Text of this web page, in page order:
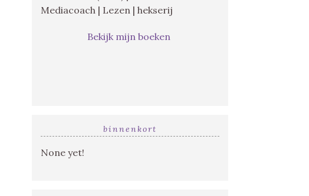
Mediacoach | Lezen | hekserij
Bekijk mijn boeken
binnenkort
None yet!